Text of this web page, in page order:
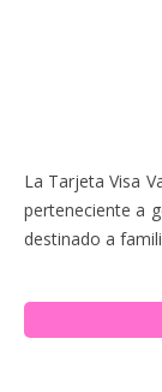
La Tarjeta Visa
perteneciente a
destinado a